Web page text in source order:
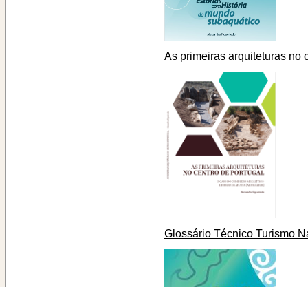
As primeiras arquiteturas no
Glossário Técnico Turismo